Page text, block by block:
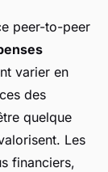
peer-to-peer
varier en
des
quelque
Les
financiers,